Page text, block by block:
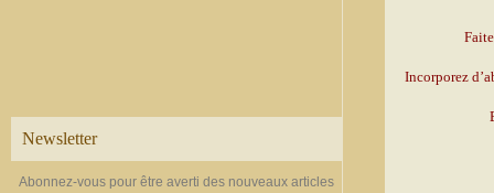
Newsletter
Abonnez-vous pour être averti des nouveaux articles
Incorporez